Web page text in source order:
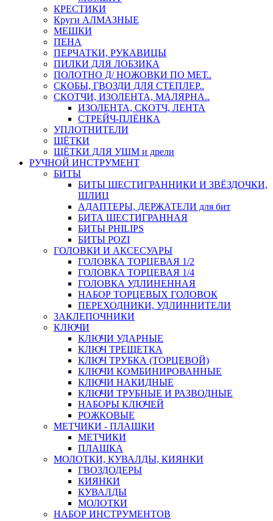
КРЕСТИКИ
Круги АЛМАЗНЫЕ
МЕШКИ
ПЕНА
ПЕРЧАТКИ, РУКАВИЦЫ
ПИЛКИ ДЛЯ ЛОБЗИКА
ПОЛОТНО Д/ НОЖОВКИ ПО МЕТ..
СКОБЫ, ГВОЗДИ ДЛЯ СТЕПЛЕР..
СКОТЧИ, ИЗОЛЕНТА, МАЛЯРНА..
ИЗОЛЕНТА, СКОТЧ, ЛЕНТА
СТРЕЙЧ-ПЛЁНКА
УПЛОТНИТЕЛИ
ЩЁТКИ
ЩЁТКИ ДЛЯ УШМ и дрели
РУЧНОЙ ИНСТРУМЕНТ
БИТЫ
БИТЫ ШЕСТИГРАННИКИ И ЗВЁЗДОЧКИ,
ШЛИЦ
АДАПТЕРЫ, ДЕРЖАТЕЛИ для бит
БИТА ШЕСТИГРАННАЯ
БИТЫ PHILIPS
БИТЫ POZI
ГОЛОВКИ И АКСЕСУАРЫ
ГОЛОВКА ТОРЦЕВАЯ 1/2
ГОЛОВКА ТОРЦЕВАЯ 1/4
ГОЛОВКА УДЛИНЕННАЯ
НАБОР ТОРЦЕВЫХ ГОЛОВОК
ПЕРЕХОДНИКИ, УДЛИННИТЕЛИ
ЗАКЛЕПОЧНИКИ
КЛЮЧИ
КЛЮЧИ УДАРНЫЕ
КЛЮЧ ТРЕЩЕТКА
КЛЮЧ ТРУБКА (ТОРЦЕВОЙ)
КЛЮЧИ КОМБИНИРОВАННЫЕ
КЛЮЧИ НАКИДНЫЕ
КЛЮЧИ ТРУБНЫЕ И РАЗВОДНЫЕ
НАБОРЫ КЛЮЧЕЙ
РОЖКОВЫЕ
МЕТЧИКИ - ПЛАШКИ
МЕТЧИКИ
ПЛАШКА
МОЛОТКИ, КУВАЛДЫ, КИЯНКИ
ГВОЗДОДЕРЫ
КИЯНКИ
КУВАЛДЫ
МОЛОТКИ
НАБОР ИНСТРУМЕНТОВ